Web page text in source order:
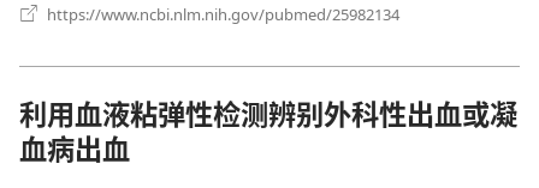
https://www.ncbi.nlm.nih.gov/pubmed/25982134
口）
利用血液粘弹性检测辨别外科性出血或凝
血病出血